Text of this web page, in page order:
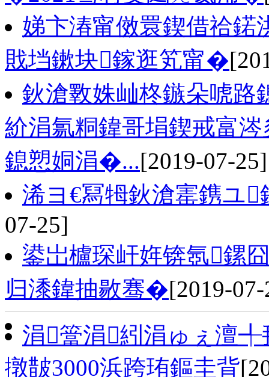
娣卞湷甯傚睘鍥借祫鍩
戝垱鏉块鎵逛笂甯�
鈥滄斁姝屾柊鏃朵唬路
紒涓氱粡鍏哥埍鍥戒富
鎴愬姛涓�...[2019-07-25]
浠ヨ€冩牳鈥滄寚鎸ユ
07-25]
鍙岀櫨琛屽姩锛氬鏍
归潻鍏抽敭骞�[2019-
涓簹涓紖涓ゅぇ澶╃
撴皵3000浜跨珛鏂圭背